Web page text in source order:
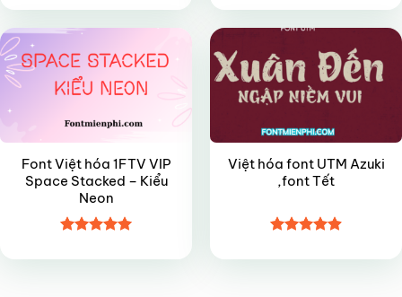
hạng4.4
hạng4.95
Font Việt hóa 1FTV VIP
Space Stacked – Kiểu
Neon
hạng55
Việt hóa font UTM Azuki
,font Tết
hạng4.95